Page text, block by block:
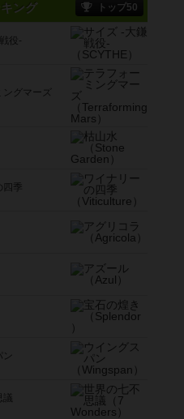
ング トップ50
役-
ングマーズ
四季